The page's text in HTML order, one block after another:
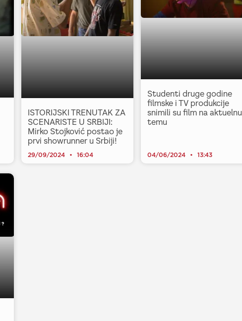
ISTORIJSKI TRENUTAK ZA
SCENARISTE U SRBIJI:
Mirko Stojković postao je
prvi showrunner u Srbiji!
29/09/2024 16:04
Studenti druge godine
filmske i TV produkcije
snimili su film na aktuelnu
temu
04/06/2024 13:43